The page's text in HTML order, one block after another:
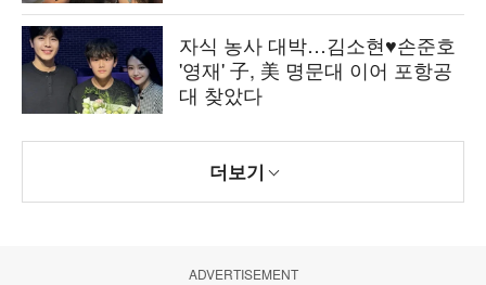
자식 농사 대박…김소현♥손준호
'영재' 子, 美 명문대 이어 포항공
대 찾았다
더보기
ADVERTISEMENT